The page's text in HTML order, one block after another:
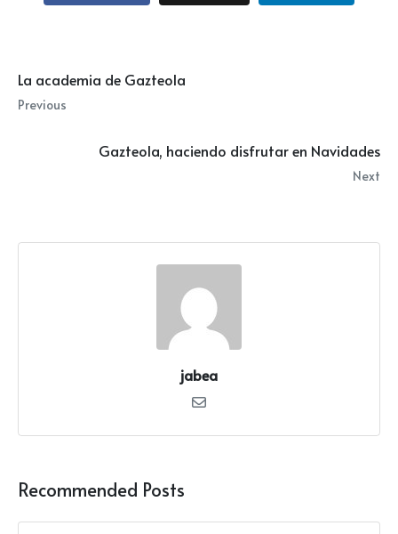
La academia de Gazteola
Previous
Gazteola, haciendo disfrutar en Navidades
Next
jabea
Recommended Posts